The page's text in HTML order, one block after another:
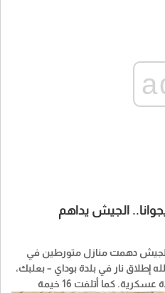
الجيش يداهم
دهمت منازل متورطين في
بتاريخ 3 /8 /2026 وتخلله إطلاق نار في بلدة بوداي – بعلبك،
وضبطت أسلحة وذخائر حربية وأعتدة عسكرية. كما أتلفت 16 خيمة